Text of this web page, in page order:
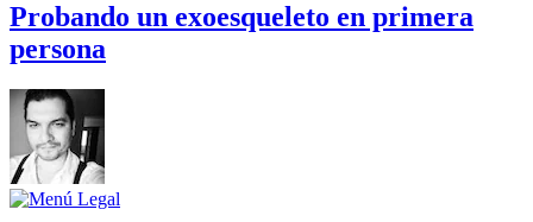
Probando un exoesqueleto en primera
persona